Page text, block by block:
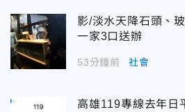
影/淡水天降石頭、
一家3口送辦
53分鐘前 社會
高雄119專線去年日